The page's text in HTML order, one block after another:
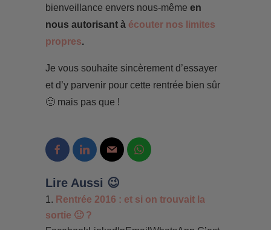
bienveillance envers nous-même en
nous autorisant à écouter nos limites
propres.
Je vous souhaite sincèrement d’essayer
et d’y parvenir pour cette rentrée bien sûr
🙂 mais pas que !
Lire Aussi 😉
Rentrée 2016 : et si on trouvait la
sortie 🙂 ?